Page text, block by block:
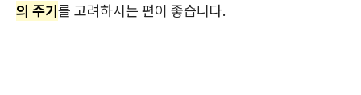
의 주기를 고려하시는 편이 좋습니다.